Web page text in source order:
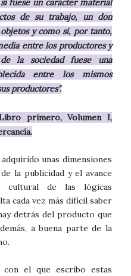
fuese un carácter material
de su trabajo, un don
y como si, por tanto,
entre los productores y
la sociedad fuese una
entre los mismos
productores".
primero, Volumen I,
unas dimensiones
la publicidad y el avance
de las lógicas
cada vez más difícil saber
detrás del producto que
a buena parte de la
el que escribo estas